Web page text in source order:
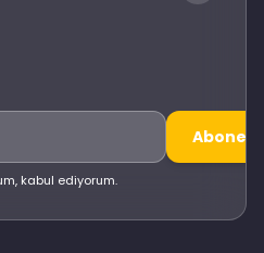
Abone
kabul ediyorum.